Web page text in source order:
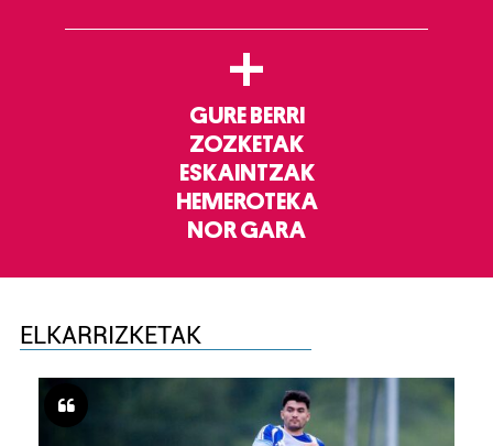
+
GURE BERRI
ZOZKETAK
ESKAINTZAK
HEMEROTEKA
NOR GARA
ELKARRIZKETAK